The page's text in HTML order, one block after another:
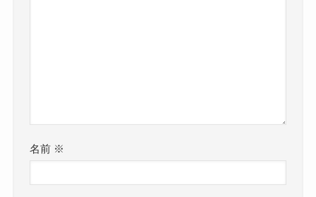
名前 ※